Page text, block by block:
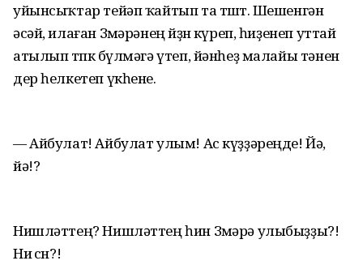
уйынсыҡтар тейәп ҡайтып та төштө. Шешенгән
әсәй, илаған Зөмәрәнең йөҙөн күреп, һиҙенеп уттай
атылып төпкө бүлмәгә үтеп, йәнһеҙ малайы тәнен
дер һелкетеп үкһене.
— Айбулат! Айбулат улым! Ас күҙҙәреңде! Йә,
йә!?
Нишләттең? Нишләттең һин Зөмәрә улыбыҙҙы?!
Ни өсөн?!